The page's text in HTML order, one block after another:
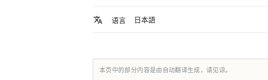
语言 日本語
本页中的部分内容是由自动翻译生成，请见谅。